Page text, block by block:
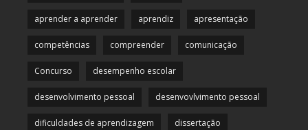
aprender a aprender aprendiz apresentação
competências compreender comunicação
Concurso desempenho escolar
desenvolvimento pessoal desenvovlvimento pessoal
dificuldades de aprendizagem dissertação